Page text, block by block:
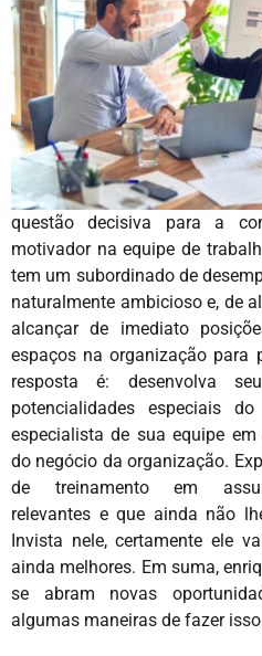
questão decisiva para a
motivador na equipe de
tem um subordinado de
naturalmente ambicioso e, de
alcançar de imediato
espaços na organização para
resposta é: desenvolva
potencialidades especiais
especialista de sua equipe
do negócio da organização.
de treinamento em
relevantes e que ainda não
Invista nele, certamente ele
ainda melhores. Em suma,
se abram novas
algumas maneiras de fazer